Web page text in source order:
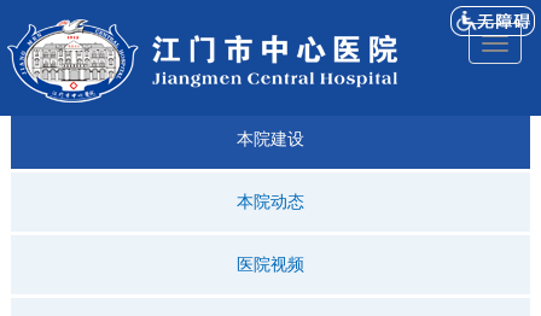
医院
简介
来院
导航
就诊
指引
专科
建设
仁济
科普
人才
招聘
仁济
医院
视频
本院建设
本院动态
医院视频